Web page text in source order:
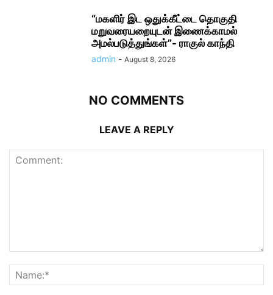
“மகளிர் இட ஒதுக்கீட்டை தொகுதி
மறுவரையறையுடன் இணைக்காமல்
அமல்படுத்துங்கள்”- ராகுல் காந்தி
admin - August 8, 2026
NO COMMENTS
LEAVE A REPLY